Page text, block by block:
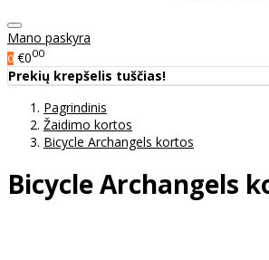
Mano paskyra
0 €000
Prekių krepšelis tuščias!
Pagrindinis
Žaidimo kortos
Bicycle Archangels kortos
Bicycle Archangels